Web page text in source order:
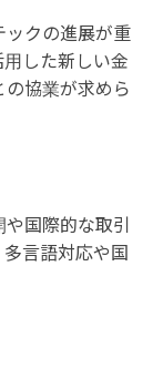
ックの進展が重
した新しい金
協業が求めら
国際的な取引
言語対応や国